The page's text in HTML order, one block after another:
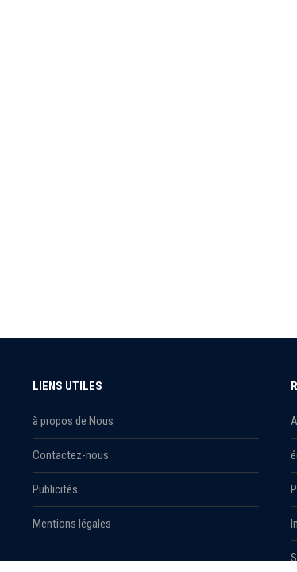
LIENS UTILES
à propos de Nous
Contactez-nous
Publicités
Mentions légales